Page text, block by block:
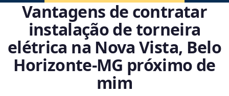
Vantagens de contratar
instalação de torneira
elétrica na Nova Vista, Belo
Horizonte‑MG próximo de
mim